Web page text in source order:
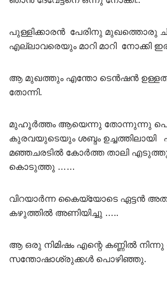
പുള്ളിക്കാരൻ പേരിനു മുഖത്തൊരു
എല്ലാവരെയും മാറി മാറി നോക്കി
ആ മുഖത്തും എന്തോ ടെൻഷൻ ഉള്ളത്
തോന്നി.
മുഹൂർത്തം ആയെന്നു തോന്നുന്നു
കുരവയുടെയും ശബ്ദം ഉച്ചത്തിലായി
മഞ്ഞചരടിൽ കോർത്ത താലി
കൊടുത്തു ……
വിറയാർന്ന കൈയ്യോടെ ഏട്ടൻ അതു
കഴുത്തിൽ അണിയിച്ചു …..
ആ ഒരു നിമിഷം എന്റെ കണ്ണിൽ
സന്തോഷാശ്രുക്കൾ പൊഴിഞ്ഞു.